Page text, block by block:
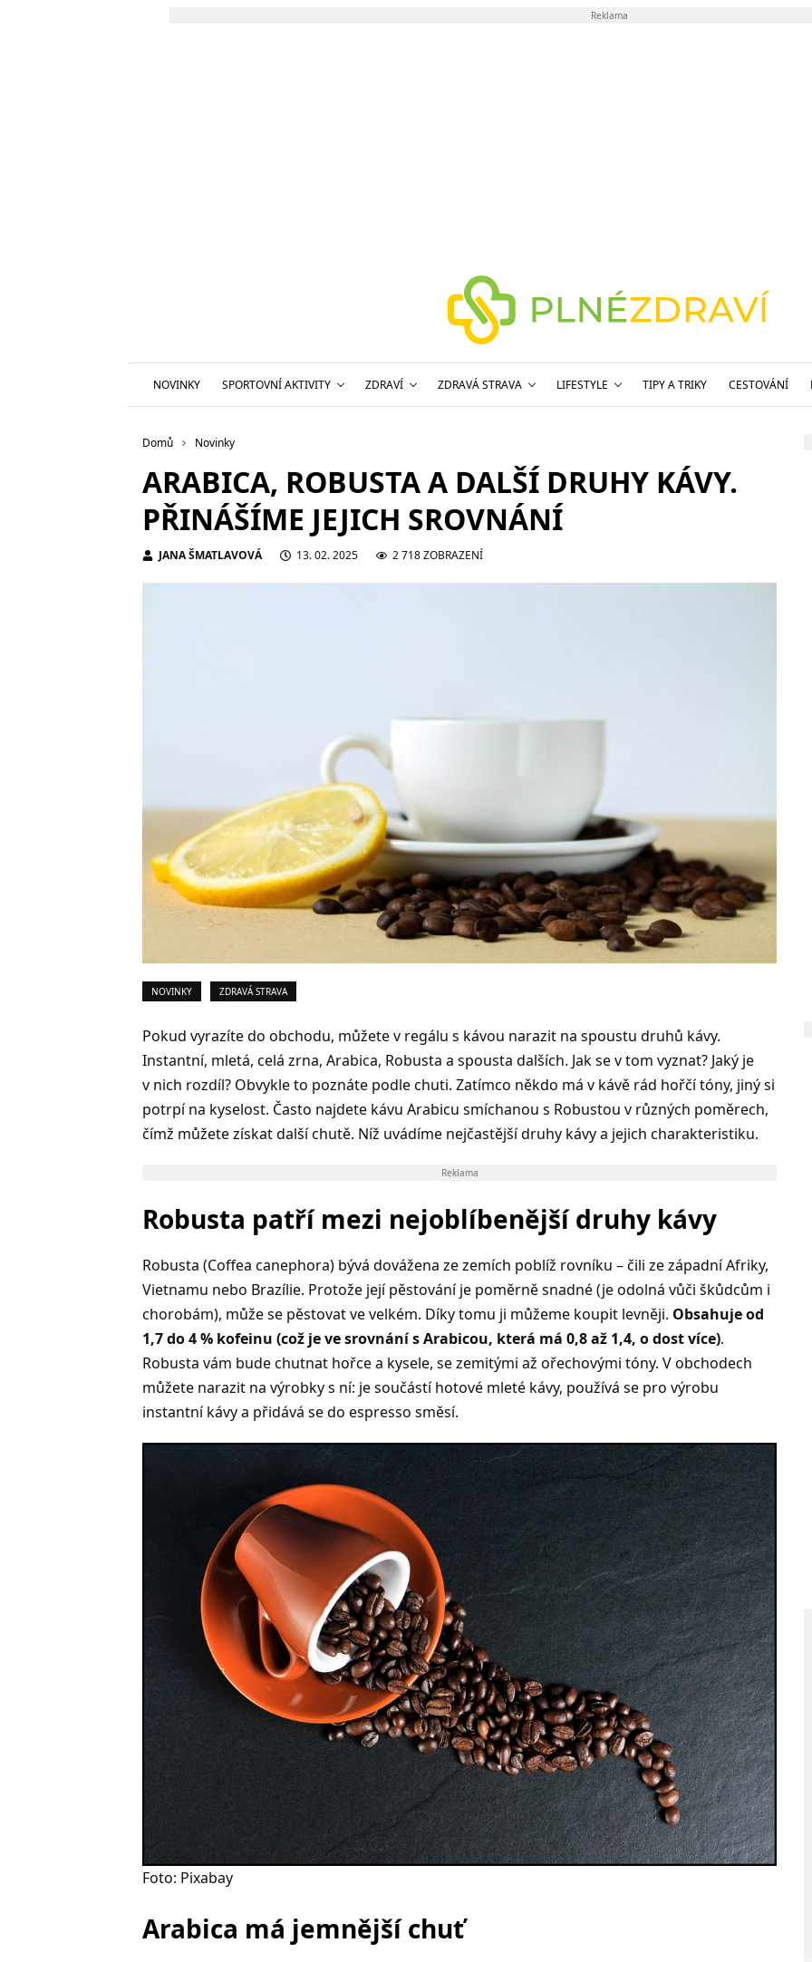
Reklama
NOVINKY SPORTOVNÍ AKTIVITY ZDRAVÍ ZDRAVÁ STRAVA LIFESTYLE TIPY A TRIKY CESTOVÁNÍ
Domů Novinky
ARABICA, ROBUSTA A DALŠÍ DRUHY KÁVY.
PŘINÁŠÍME JEJICH SROVNÁNÍ
JANA ŠMATLAVOVÁ 13. 02. 2025 2 718 ZOBRAZENÍ
NOVINKY ZDRAVÁ STRAVA
Pokud vyrazíte do obchodu, můžete v regálu s kávou narazit na spoustu druhů kávy.
Instantní, mletá, celá zrna, Arabica, Robusta a spousta dalších. Jak se v tom vyznat? Jaký je
v nich rozdíl? Obvykle to poznáte podle chuti. Zatímco někdo má v kávě rád hořčí tóny, jiný si
potrpí na kyselost. Často najdete kávu Arabicu smíchanou s Robustou v různých poměrech,
čímž můžete získat další chutě. Níž uvádíme nejčastější druhy kávy a jejich charakteristiku.
Reklama
Robusta patří mezi nejoblíbenější druhy kávy
Robusta (Coffea canephora) bývá dovážena ze zemích poblíž rovníku – čili ze západní Afriky,
Vietnamu nebo Brazílie. Protože její pěstování je poměrně snadné (je odolná vůči škůdcům i
chorobám), může se pěstovat ve velkém. Díky tomu ji můžeme koupit levněji. Obsahuje od
1,7 do 4 % kofeinu (což je ve srovnání s Arabicou, která má 0,8 až 1,4, o dost více).
Robusta vám bude chutnat hořce a kysele, se zemitými až ořechovými tóny. V obchodech
můžete narazit na výrobky s ní: je součástí hotové mleté kávy, používá se pro výrobu
instantní kávy a přidává se do espresso směsí.
Foto: Pixabay
Arabica má jemnější chuť